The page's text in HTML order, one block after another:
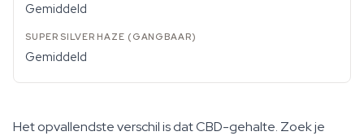
Gemiddeld
Gemiddeld
Het opvallendste verschil is dat CBD-gehalte. Zoek je